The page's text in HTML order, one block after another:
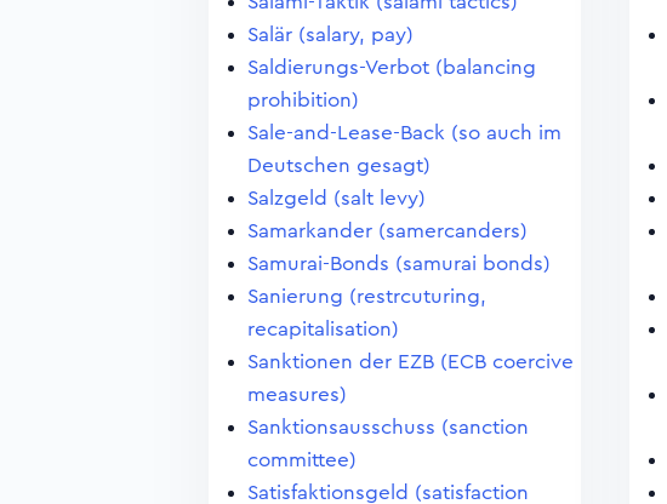
Salär (salary, pay)
Saldierungs-Verbot (balancing
prohibition)
Sale-and-Lease-Back (so auch im
Deutschen gesagt)
Salzgeld (salt levy)
Samarkander (samercanders)
Samurai-Bonds (samurai bonds)
Sanierung (restrcuturing,
recapitalisation)
Sanktionen der EZB (ECB coercive
measures)
Sanktionsausschuss (sanction
committee)
Satisfaktionsgeld (satisfaction